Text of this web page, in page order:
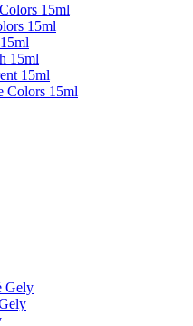
15ml
15ml
15ml
15ml
Colors 15ml
Gely